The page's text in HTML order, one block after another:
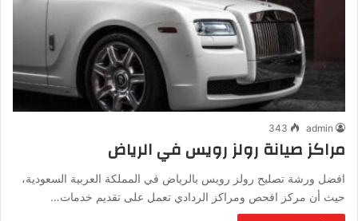
admin
343
مراكز صيانة رولز رويس في الرياض
افضل ورشة تصليح رولز رويس بالرياض في المملكة العربية السعودية،
حيث أن مركز افحص ومراكز الردادي تعمل على تقديم خدمات…